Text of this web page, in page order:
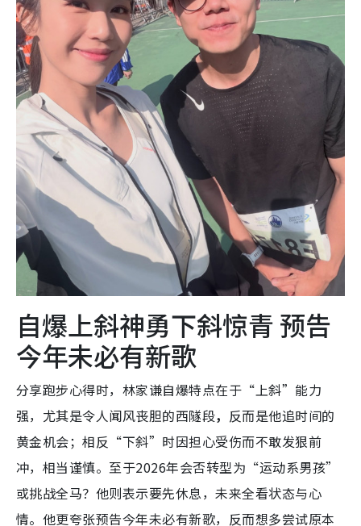
自爆上斜神勇下斜惊青 预告
今年未必有新歌
分享跑步心得时，林家谦自爆特点在于“上斜”能力
强，尤其是令人闻风丧胆的西隧段， 反而是他追时间的
黄金机会；相反“下斜”时因担心受伤而不敢发狠前
冲，相当谨慎。至于2026年会否转型为“运动系男孩”
或挑战全马？他则表示要先休息，未来全看状态与心
情。他更夸张预告今年未必有新歌，反而想多尝试原本